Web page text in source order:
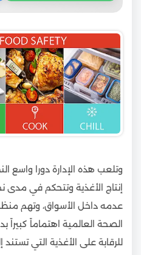
وتلعب هذه الإدارة دورا واسع
إنتاج الأغذية وتتحكم في
عدمه داخل الأسواق، وتهم
الصحة العالمية اهتماماً كبيراً
للرقابة على الأغذية التي